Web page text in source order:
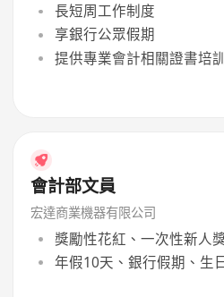
長短周工作制度
享銀行公眾假期
提供專業會計相關證書培
會計部文員
宏達商業機器有限公司
獎勵性花紅、一次性新人
年假10天、銀行假期、生